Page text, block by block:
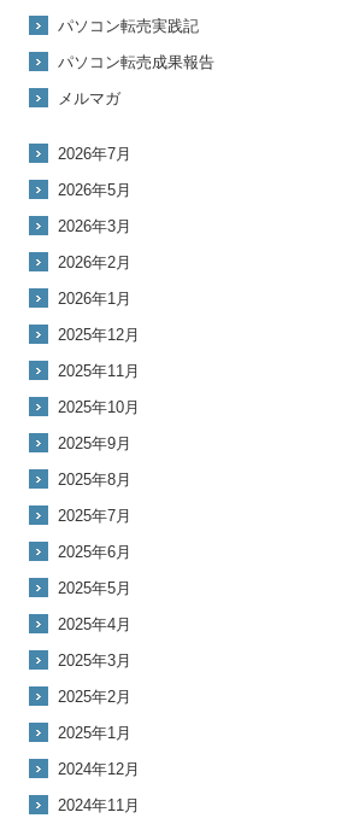
パソコン転売実践記
パソコン転売成果報告
メルマガ
2026年7月
2026年5月
2026年3月
2026年2月
2026年1月
2025年12月
2025年11月
2025年10月
2025年9月
2025年8月
2025年7月
2025年6月
2025年5月
2025年4月
2025年3月
2025年2月
2025年1月
2024年12月
2024年11月